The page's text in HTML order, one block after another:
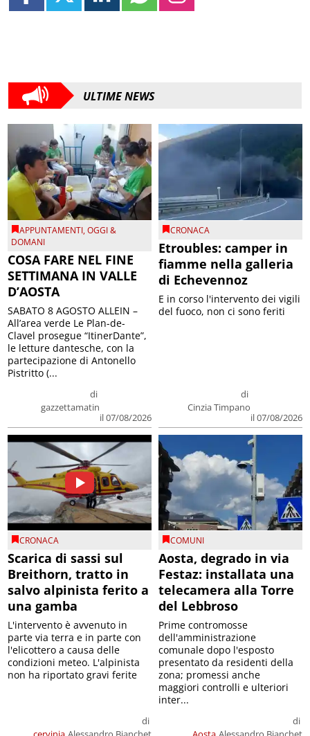
ULTIME NEWS
APPUNTAMENTI,OGGI &
DOMANI
COSA FARE NEL FINE
SETTIMANA IN VALLE
D’AOSTA
di
gazzettamatin
il 07/08/2026
SABATO 8 AGOSTO ALLEIN –
All’area verde Le Plan-de-
Clavel prosegue “ItinerDante”,
le letture dantesche, con la
partecipazione di Antonello
Pistritto (...
CRONACA
Etroubles: camper in
fiamme nella galleria
di Echevennoz
di
Cinzia Timpano
il 07/08/2026
E in corso l'intervento dei vigili
del fuoco, non ci sono feriti
CRONACA
Scarica di sassi sul
Breithorn, tratto in
salvo alpinista ferito a
una gamba
di
L'intervento è avvenuto in
parte via terra e in parte con
l'elicottero a causa delle
condizioni meteo. L'alpinista
non ha riportato gravi ferite
COMUNI
Aosta, degrado in via
Festaz: installata una
telecamera alla Torre
del Lebbroso
di
Prime contromosse
dell'amministrazione
comunale dopo l'esposto
presentato da residenti della
zona; promessi anche
maggiori controlli e ulteriori
inter...